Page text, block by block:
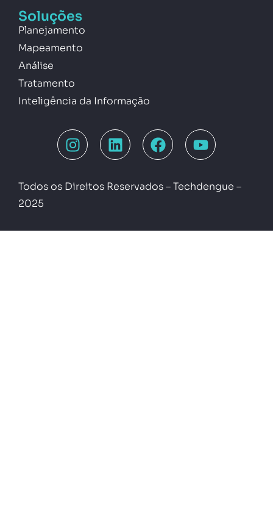
Soluções
Planejamento
Mapeamento
Análise
Tratamento
Inteligência da Informação
Todos os Direitos Reservados – Techdengue –
2025